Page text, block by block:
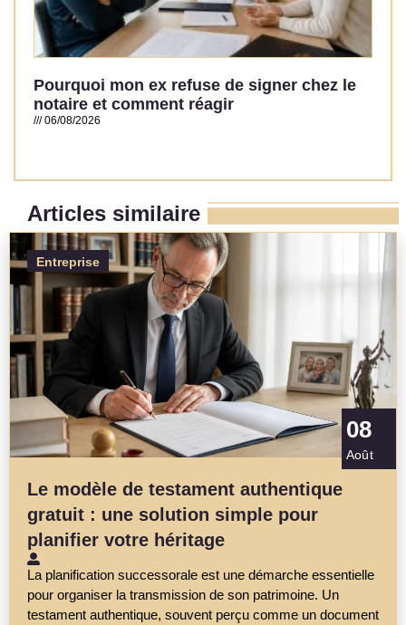
Pourquoi mon ex refuse de signer chez le
notaire et comment réagir
06/08/2026
Articles similaire
Entreprise
08
Août
Le modèle de testament authentique
gratuit : une solution simple pour
planifier votre héritage
La planification successorale est une démarche essentielle
pour organiser la transmission de son patrimoine. Un
testament authentique, souvent perçu comme un document